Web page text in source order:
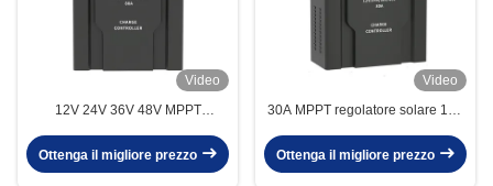
Video
12V 24V 36V 48V MPPT
80A 100A Controller di carica
solare
Ottenga il migliore prezzo
Video
30A MPPT regolatore solare 12V
carica della batteria solare
Ottenga il migliore prezzo